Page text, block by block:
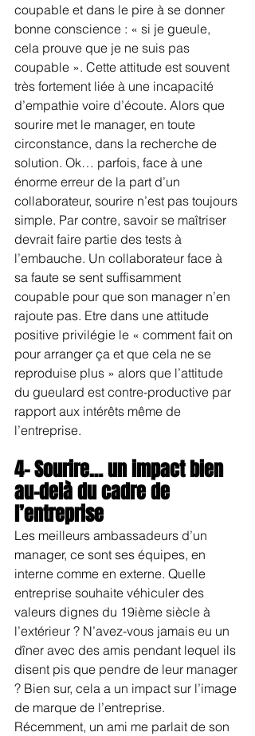
coupable et dans le pire à se donner
bonne conscience : « si je gueule,
cela prouve que je ne suis pas
coupable ». Cette attitude est souvent
très fortement liée à une incapacité
d’empathie voire d’écoute. Alors que
sourire met le manager, en toute
circonstance, dans la recherche de
solution. Ok… parfois, face à une
énorme erreur de la part d’un
collaborateur, sourire n’est pas toujours
simple. Par contre, savoir se maîtriser
devrait faire partie des tests à
l’embauche. Un collaborateur face à
sa faute se sent suffisamment
coupable pour que son manager n’en
rajoute pas. Etre dans une attitude
positive privilégie le « comment fait on
pour arranger ça et que cela ne se
reproduise plus » alors que l’attitude
du gueulard est contre-productive par
rapport aux intérêts même de
l’entreprise.
4- Sourire… un impact bien
au-delà du cadre de
l’entreprise
Les meilleurs ambassadeurs d’un
manager, ce sont ses équipes, en
interne comme en externe. Quelle
entreprise souhaite véhiculer des
valeurs dignes du 19ième siècle à
l’extérieur ? N’avez-vous jamais eu un
dîner avec des amis pendant lequel ils
disent pis que pendre de leur manager
? Bien sur, cela a un impact sur l’image
de marque de l’entreprise.
Récemment, un ami me parlait de son